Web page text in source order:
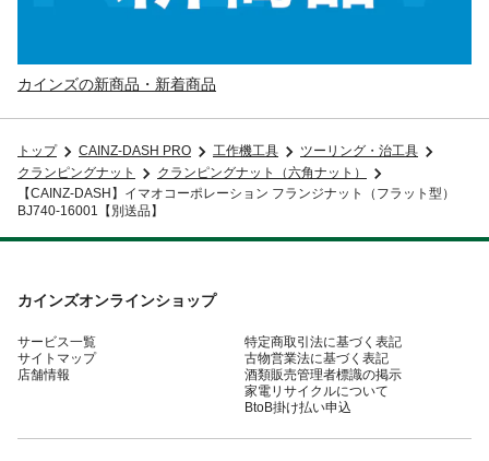
カインズの新商品・新着商品
トップ CAINZ-DASH PRO 工作機工具
ツーリング・治工具
クランピングナット
クランピングナット（六角ナット）
【CAINZ-DASH】イマオコーポレーション フランジナット（フラット型）
BJ740-16001【別送品】
カインズオンラインショップ
サービス一覧
サイトマップ
店舗情報
特定商取引法に基づく表記
古物営業法に基づく表記
酒類販売管理者標識の掲示
家電リサイクルについて
BtoB掛け払い申込